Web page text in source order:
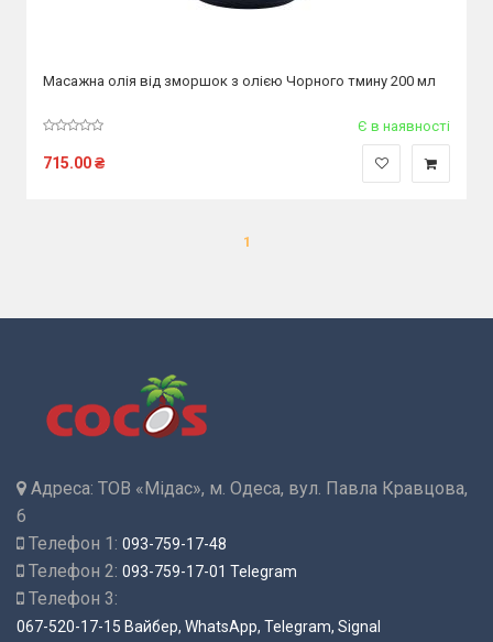
Масажна олія від зморшок з олією Чорного тмину 200 мл
Є в наявності
715.00₴
1
Адреса: ТОВ «Мідас», м. Одеса, вул. Павла Кравцова,
6
Телефон 1: 093-759-17-48
Телефон 2: 093-759-17-01 Telegram
Телефон 3:
067-520-17-15 Вайбер, WhatsApp, Telegram, Signal